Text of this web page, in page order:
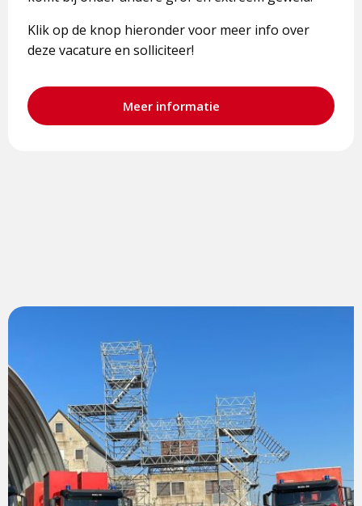
Klik op de knop hieronder voor meer info over
deze vacature en solliciteer!
Meer informatie